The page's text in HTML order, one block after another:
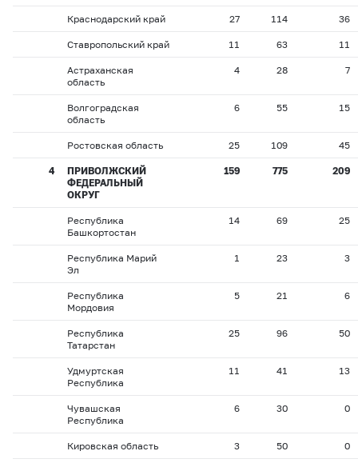
Краснодарский край 27 114 36
Ставропольский край 11 63 11
Астраханская
область
4 28 7
Волгоградская
область
6 55 15
Ростовская область 25 109 45
4
ПРИВОЛЖСКИЙ
ФЕДЕРАЛЬНЫЙ
ОКРУГ
159 775 209
Республика
Башкортостан
14 69 25
Республика Марий
Эл
1 23 3
Республика
Мордовия
5 21 6
Республика
Татарстан
25 96 50
Удмуртская
Республика
11 41 13
Чувашская
Республика
6 30 0
Кировская область 3 50 0